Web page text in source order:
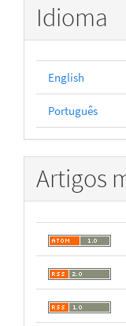
Idioma
English
Português
Artigos